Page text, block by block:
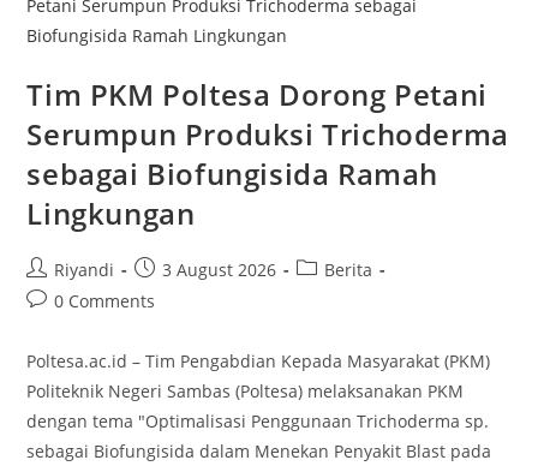
Tim PKM Poltesa Dorong Petani
Serumpun Produksi Trichoderma
sebagai Biofungisida Ramah
Lingkungan
Riyandi 3 August 2026
Berita
0 Comments
Poltesa.ac.id – Tim Pengabdian Kepada Masyarakat (PKM)
Politeknik Negeri Sambas (Poltesa) melaksanakan PKM
dengan tema "Optimalisasi Penggunaan Trichoderma sp.
sebagai Biofungisida dalam Menekan Penyakit Blast pada